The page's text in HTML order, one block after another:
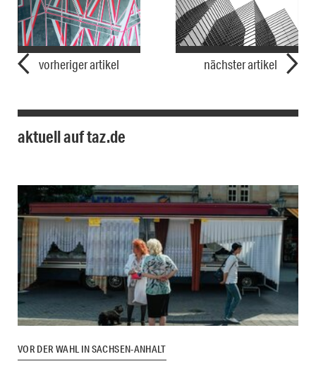
vorheriger artikel nächster artikel
aktuell auf taz.de
VOR DER WAHL IN SACHSEN-ANHALT